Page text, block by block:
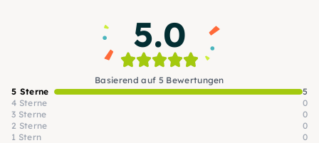
5.0
Basierend auf 5 Bewertungen
5 Sterne
5
4 Sterne
0
3 Sterne
0
2 Sterne
0
1 Stern
0